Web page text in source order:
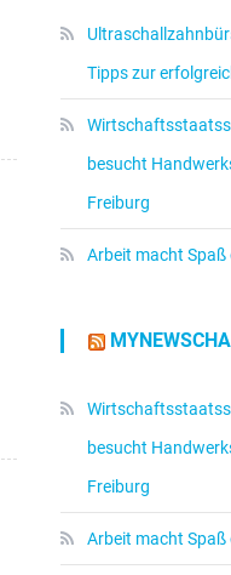
Tipps zur
besucht
Freiburg
Arbeit macht Spaß
besucht
Freiburg
Arbeit macht Spaß